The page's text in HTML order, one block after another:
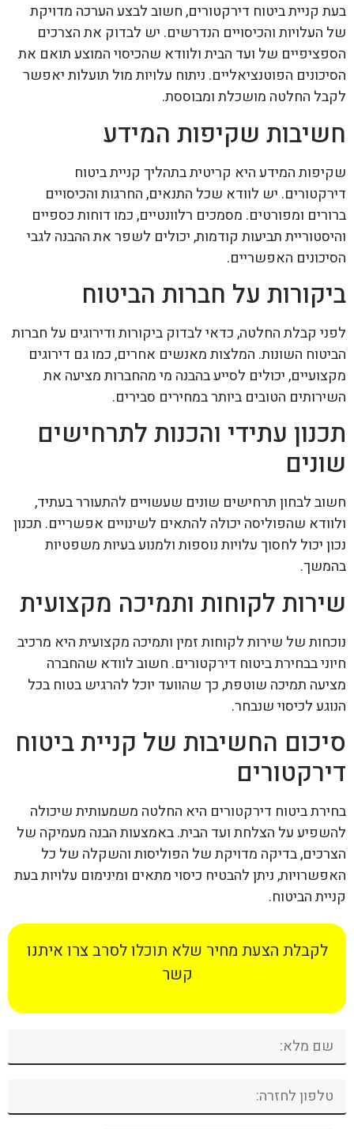
בעת קניית ביטוח דירקטורים, חשוב לבצע הערכה מדויקת
של העלויות והכיסויים הנדרשים. יש לבדוק את הצרכים
הספציפיים של ועד הבית ולוודא שהכיסוי המוצע תואם את
הסיכונים הפוטנציאליים. ניתוח עלויות מול תועלות יאפשר
לקבל החלטה מושכלת ומבוססת.
חשיבות שקיפות המידע
שקיפות המידע היא קריטית בתהליך קניית ביטוח
דירקטורים. יש לוודא שכל התנאים, החרגות והכיסויים
ברורים ומפורטים. מסמכים רלוונטיים, כמו דוחות כספיים
והיסטוריית תביעות קודמות, יכולים לשפר את ההבנה לגבי
הסיכונים האפשריים.
ביקורות על חברות הביטוח
לפני קבלת החלטה, כדאי לבדוק ביקורות ודירוגים על חברות
הביטוח השונות. המלצות מאנשים אחרים, כמו גם דירוגים
מקצועיים, יכולים לסייע בהבנה מי מהחברות מציעה את
השירותים הטובים ביותר במחירים סבירים.
תכנון עתידי והכנות לתרחישים
שונים
חשוב לבחון תרחישים שונים שעשויים להתעורר בעתיד,
ולוודא שהפוליסה יכולה להתאים לשינויים אפשריים. תכנון
נכון יכול לחסוך עלויות נוספות ולמנוע בעיות משפטיות
בהמשך.
שירות לקוחות ותמיכה מקצועית
נוכחות של שירות לקוחות זמין ותמיכה מקצועית היא מרכיב
חיוני בבחירת ביטוח דירקטורים. חשוב לוודא שהחברה
מציעה תמיכה שוטפת, כך שהוועד יוכל להרגיש בטוח בכל
הנוגע לכיסוי שנבחר.
סיכום החשיבות של קניית ביטוח
דירקטורים
בחירת ביטוח דירקטורים היא החלטה משמעותית שיכולה
להשפיע על הצלחת ועד הבית. באמצעות הבנה מעמיקה של
הצרכים, בדיקה מדויקת של הפוליסות והשקלה של כל
האפשרויות, ניתן להבטיח כיסוי מתאים ומינימום עלויות בעת
קניית הביטוח.
לקבלת הצעת מחיר שלא תוכלו לסרב צרו איתנו
קשר